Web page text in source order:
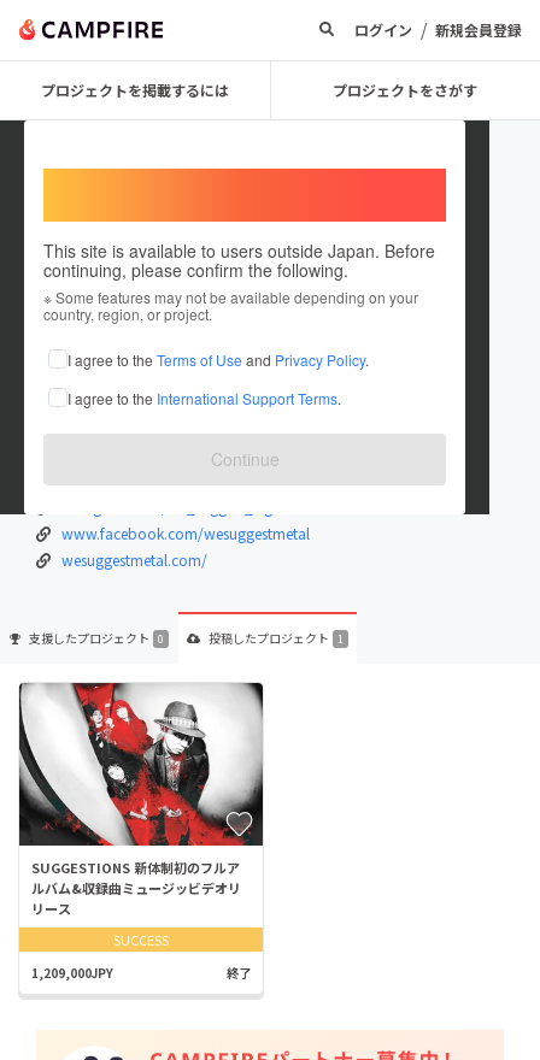
ログイン / 新規会員登録
プロジェクトを掲載するには プロジェクトをさがす
This site is available to users outside Japan. Before
continuing, please confirm the following.
※ Some features may not be available depending on your
country, region, or project.
I agree to the Terms of Use and Privacy Policy.
I agree to the International Support Terms.
Continue
SUGGESTIONS
これまでに1件のプロジェクトを投稿しています
在住国：日本 現在地：東京都
出身国：日本 出身地：大阪府
www.facebook.com/wesuggestmetal
wesuggestmetal.com/
支援したプロジェクト 0 投稿したプロジェクト 1
SUGGESTIONS 新体制初のフルア
ルバム&収録曲ミュージッビデオリ
リース
SUCCESS
1,209,000JPY 終了